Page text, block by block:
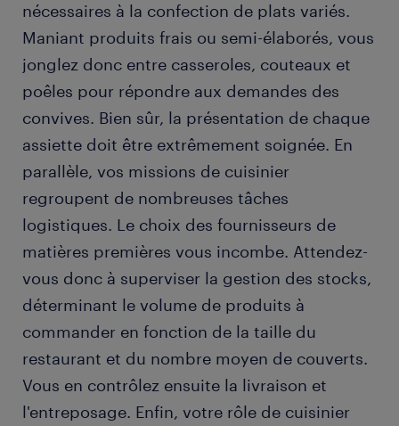
nécessaires à la confection de plats variés.
Maniant produits frais ou semi-élaborés, vous
jonglez donc entre casseroles, couteaux et
poêles pour répondre aux demandes des
convives. Bien sûr, la présentation de chaque
assiette doit être extrêmement soignée. En
parallèle, vos missions de cuisinier
regroupent de nombreuses tâches
logistiques. Le choix des fournisseurs de
matières premières vous incombe. Attendez-
vous donc à superviser la gestion des stocks,
déterminant le volume de produits à
commander en fonction de la taille du
restaurant et du nombre moyen de couverts.
Vous en contrôlez ensuite la livraison et
l'entreposage. Enfin, votre rôle de cuisinier